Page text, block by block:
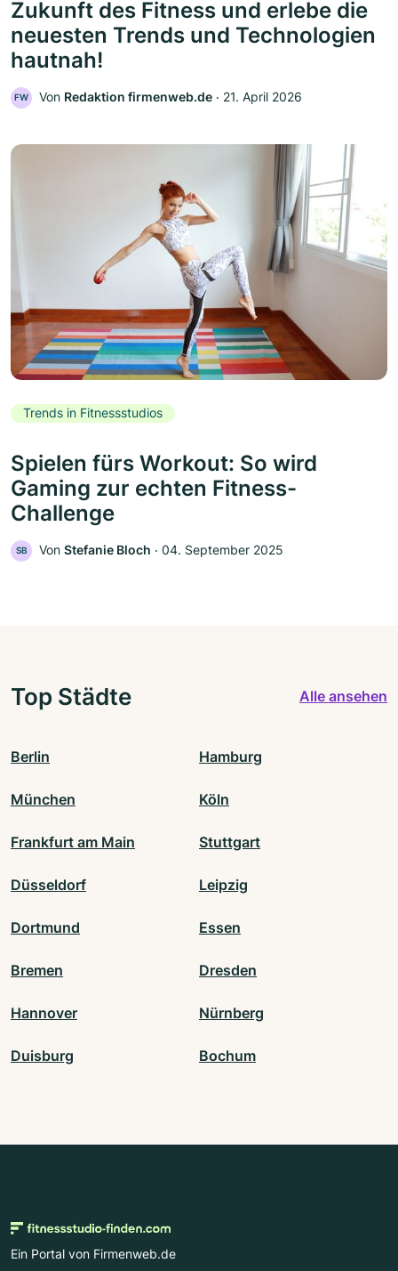
Zukunft des Fitness und erlebe die
neuesten Trends und Technologien
hautnah!
FW Von Redaktion firmenweb.de ‧ 21. April 2026
Trends in Fitnessstudios
Spielen fürs Workout: So wird
Gaming zur echten Fitness-
Challenge
SB Von Stefanie Bloch ‧ 04. September 2025
Top Städte Alle ansehen
Berlin Hamburg
München Köln
Frankfurt am Main Stuttgart
Düsseldorf Leipzig
Dortmund Essen
Bremen Dresden
Hannover Nürnberg
Duisburg Bochum
Ein Portal von Firmenweb.de